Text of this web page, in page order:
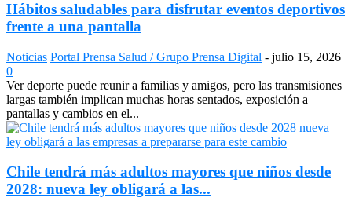
Hábitos saludables para disfrutar eventos deportivos
frente a una pantalla
Noticias Portal Prensa Salud / Grupo Prensa Digital - julio 15, 2026
0
Ver deporte puede reunir a familias y amigos, pero las transmisiones
largas también implican muchas horas sentados, exposición a
pantallas y cambios en el...
Chile tendrá más adultos mayores que niños desde
2028: nueva ley obligará a las...